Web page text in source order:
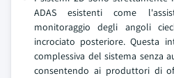
ADAS esistenti come
monitoraggio degli angoli
incrociato posteriore. Questa
complessiva del sistema senza
consentendo ai produttori di